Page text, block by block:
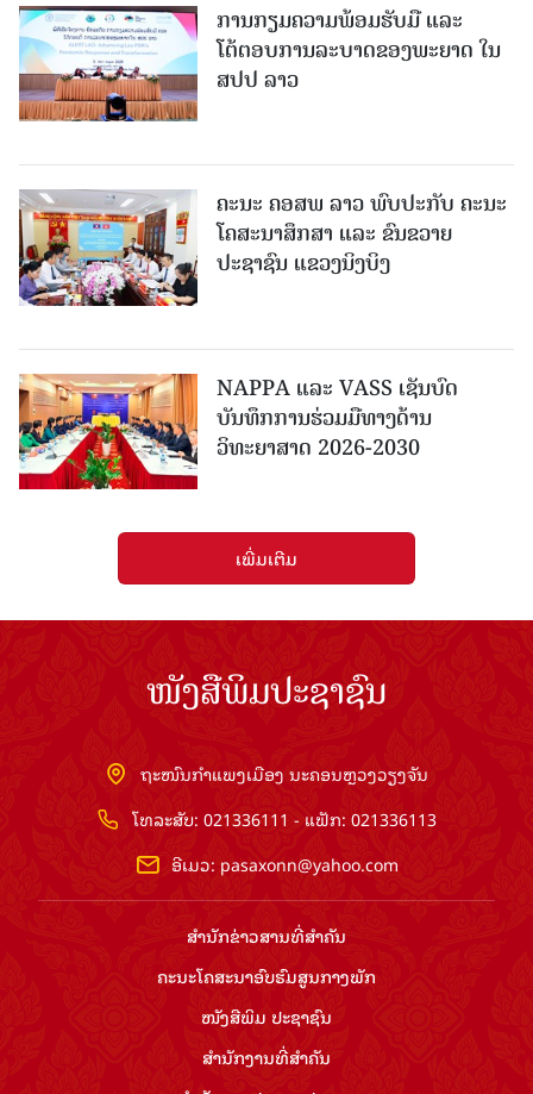
ການກຽມຄວາມພ້ອມຮັບມື ແລະ
ໂຕ້ຕອບການລະບາດຂອງພະຍາດ ໃນ
ສປປ ລາວ
ຄະນະ ຄອສພ ລາວ ພົບປະກັບ ຄະນະ
ໂຄສະນາສຶກສາ ແລະ ຂົນຂວາຍ
ປະຊາຊົນ ແຂວງນິງບິງ
NAPPA ແລະ VASS ເຊັນບົດ
ບັນທຶກການຮ່ວມມືທາງດ້ານ
ວິທະຍາສາດ 2026-2030
ເພີ່ມເຕີມ
ໜັງສືພິມປະຊາຊົນ
ຖະໜົນກຳແພງເມືອງ ນະຄອນຫຼວງວຽງຈັນ
ໂທລະສັບ: 021336111 - ແຟັກ: 021336113
ອີເມວ: pasaxonn@yahoo.com
ສຳ​ນັກ​ຂ່າວ​ສານ​ທີ່​ສຳ​ຄັນ​
ຄະນະໂຄສະນາອົບຮົມ​ສູນ​ກາງ​ພັກ
ໜັງສືພິມ ປະ​ຊາ​ຊົນ
ສຳ​ນັກ​ງານ​ທີ່​ສຳ​ຄັນ